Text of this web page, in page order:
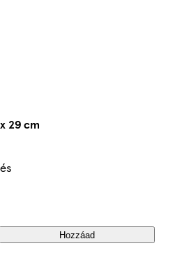
29 cm
Hozzáad